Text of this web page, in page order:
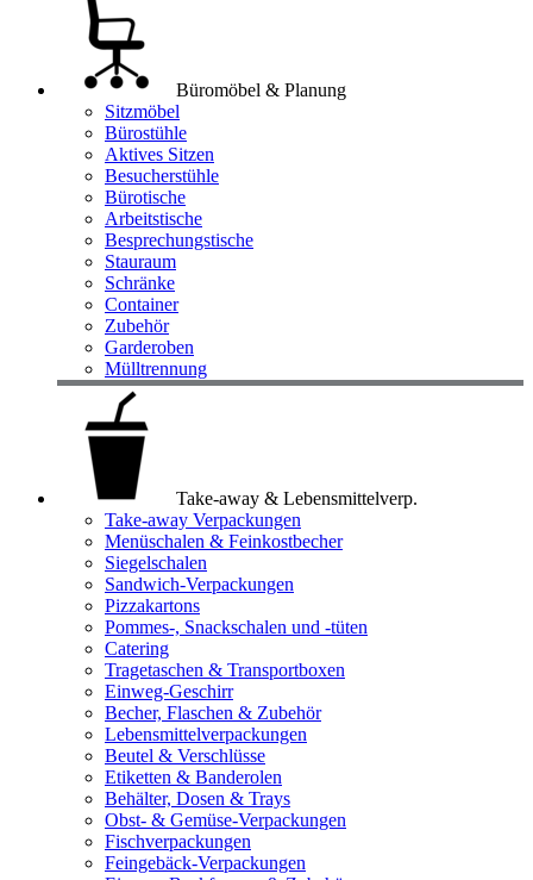
Büromöbel & Planung
Sitzmöbel
Bürostühle
Aktives Sitzen
Besucherstühle
Bürotische
Arbeitstische
Besprechungstische
Stauraum
Schränke
Container
Zubehör
Garderoben
Mülltrennung
Take-away & Lebensmittelverp.
Take-away Verpackungen
Menüschalen & Feinkostbecher
Siegelschalen
Sandwich-Verpackungen
Pizzakartons
Pommes-, Snackschalen und -tüten
Catering
Tragetaschen & Transportboxen
Einweg-Geschirr
Becher, Flaschen & Zubehör
Lebensmittelverpackungen
Beutel & Verschlüsse
Etiketten & Banderolen
Behälter, Dosen & Trays
Obst- & Gemüse-Verpackungen
Fischverpackungen
Feingebäck-Verpackungen